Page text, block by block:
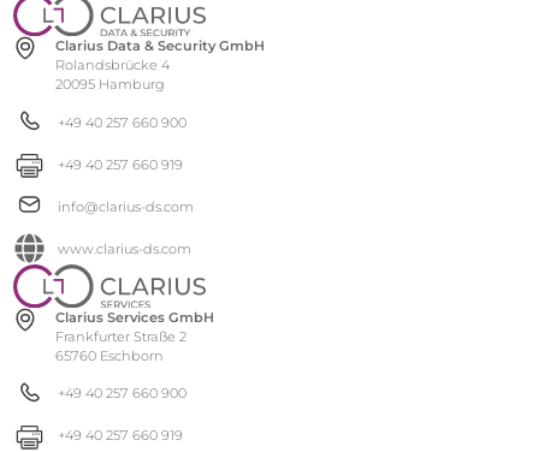
Clarius Data & Security GmbH
Rolandsbrücke 4
20095 Hamburg
+49 40 257 660 900
+49 40 257 660 919
info@clarius-ds.com
www.clarius-ds.com
Clarius Services GmbH
Frankfurter Straße 2
65760 Eschborn
+49 40 257 660 900
+49 40 257 660 919